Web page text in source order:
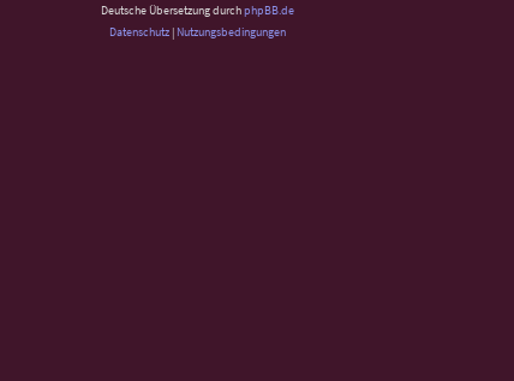
Deutsche Übersetzung durchphpBB.de
Datenschutz| Nutzungsbedingungen